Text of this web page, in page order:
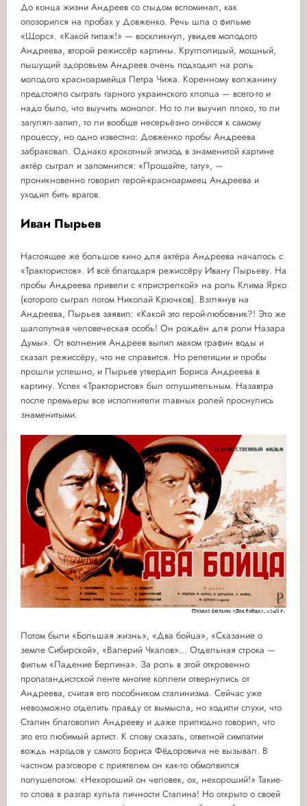
До конца жизни Андреев со стыдом вспоминал, как
опозорился на пробах у Довженко. Речь шла о фильме
«Щорс». «Какой типаж!» — воскликнул, увидев молодого
Андреева, второй режиссёр картины. Круглолицый, мощный,
пышущий здоровьем Андреев очень подходил на роль
молодого красноармейца Петра Чижа. Коренному волжанину
предстояло сыграть гарного украинского хлопца — всего-то и
надо было, что выучить монолог. Но то ли выучил плохо, то ли
загулял-запил, то ли вообще несерьёзно отнёсся к самому
процессу, но одно известно: Довженко пробы Андреева
забраковал. Однако крохотный эпизод в знаменитой картине
актёр сыграл и запомнился: «Прощайте, тату», —
проникновенно говорил герой-красноармеец Андреева и
уходил бить врагов.
Иван Пырьев
Настоящее же большое кино для актёра Андреева началось с
«Трактористов». И всё благодаря режиссёру Ивану Пырьеву. На
пробы Андреева привели с «пристрелкой» на роль Клима Ярко
(которого сыграл потом Николай Крючков). Взглянув на
Андреева, Пырьев заявил: «Какой это герой-любовник?! Это же
шалопутная человеческая особь! Он рождён для роли Назара
Думы». От волнения Андреев выпил махом графин воды и
сказал режиссёру, что не справится. Но репетиции и пробы
прошли успешно, и Пырьев утвердил Бориса Андреева в
картину. Успех «Трактористов» был оглушительным. Назавтра
после премьеры все исполнители главных ролей проснулись
знаменитыми.
Потом были «Большая жизнь», «Два бойца», «Сказание о
земле Сибирской», «Валерий Чкалов»... Отдельная строка —
фильм «Падение Берлина». За роль в этой откровенно
пропагандистской ленте многие коллеги отвернулись от
Андреева, считая его пособником сталинизма. Сейчас уже
невозможно отделить правду от вымысла, но ходили слухи, что
Сталин благоволил Андрееву и даже прилюдно говорил, что
это его любимый артист. К слову сказать, ответной симпатии
вождь народов у самого Бориса Фёдоровича не вызывал. В
частном разговоре с приятелем он как-то обмолвился
полушепотом: «Нехороший он человек, ох, нехороший!» Такие-
то слова в разгар культа личности Сталина! Но открыто о своей